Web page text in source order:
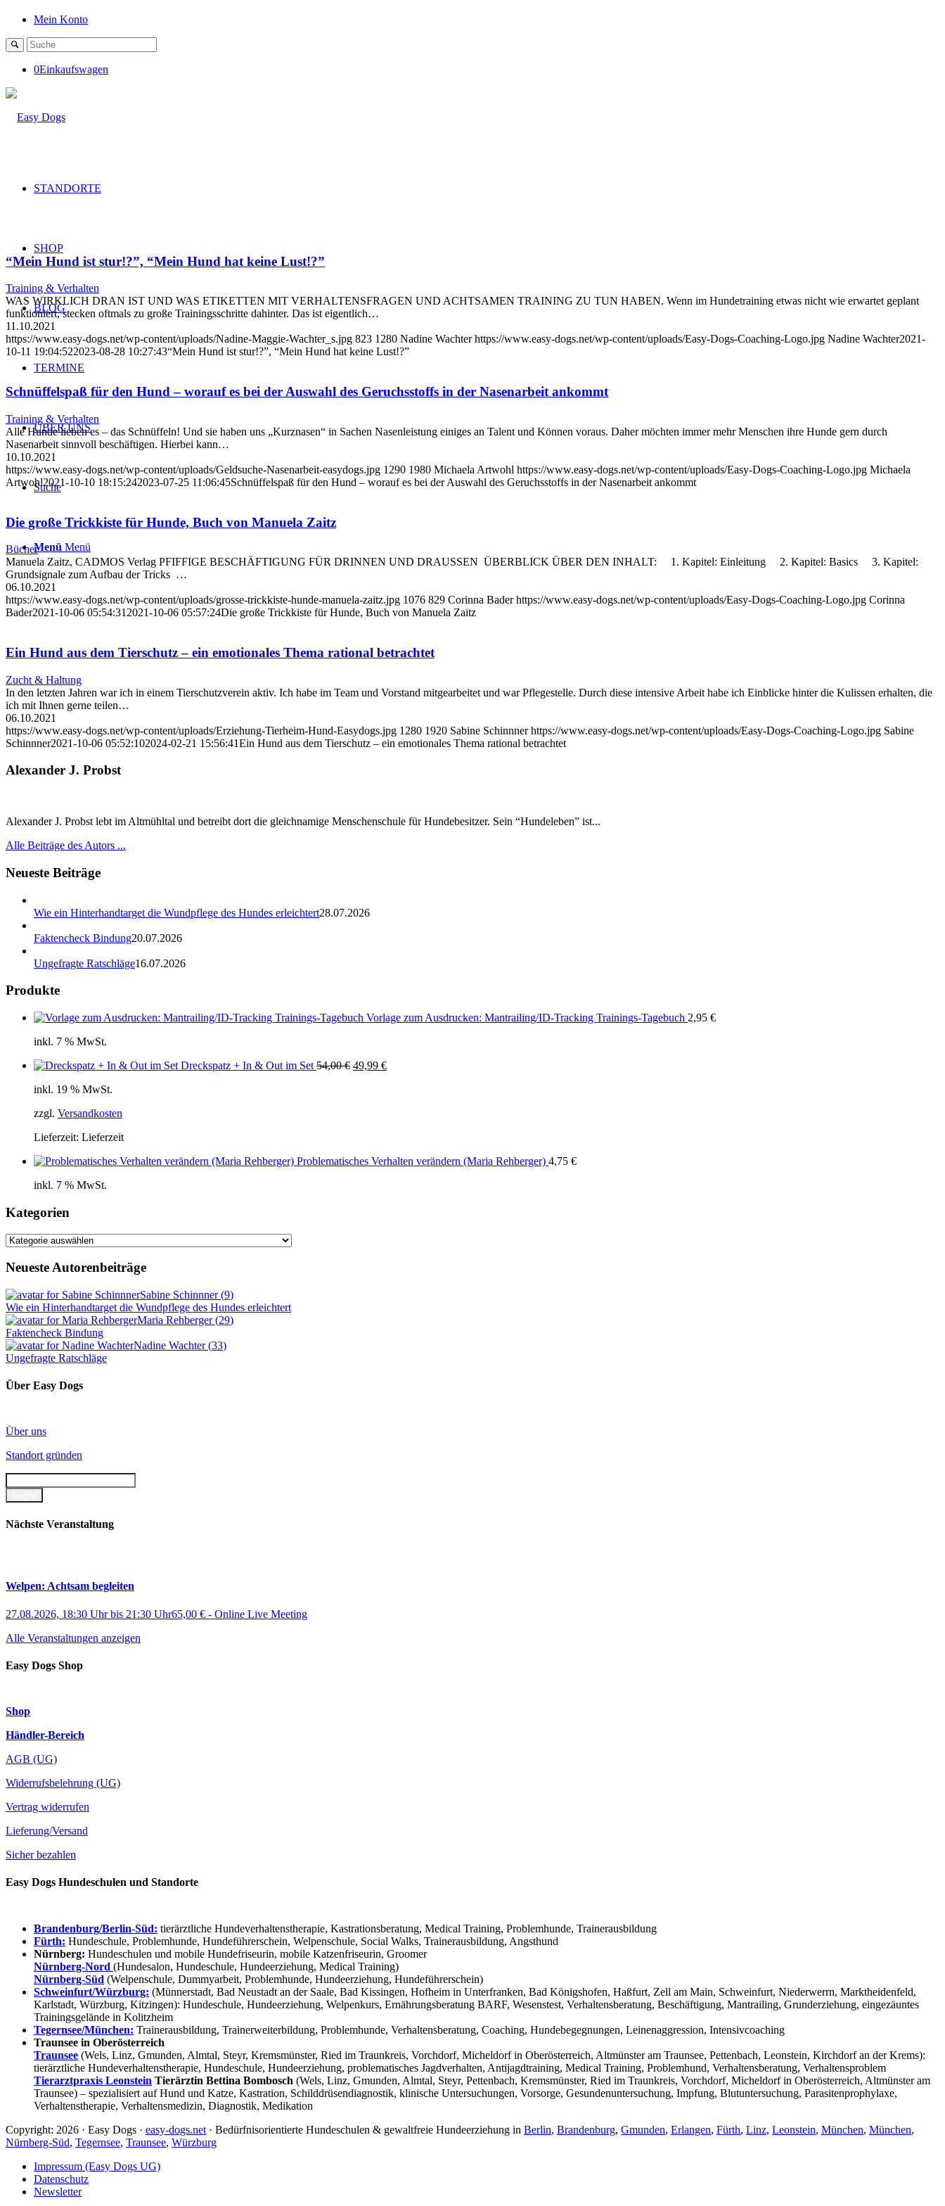
Mein Konto
0Einkaufswagen
STANDORTE
SHOP
BLOG
TERMINE
ÜBER UNS
Suche
Menü Menü
“Mein Hund ist stur!?”, “Mein Hund hat keine Lust!?”
Training & Verhalten
WAS WIRKLICH DRAN IST UND WAS ETIKETTEN MIT VERHALTENSFRAGEN UND ACHTSAMEN TRAINING ZU TUN HABEN. Wenn im Hundetraining etwas nicht wie erwartet geplant
funktioniert, stecken oftmals zu große Trainingsschritte dahinter. Das ist eigentlich…
11.10.2021
https://www.easy-dogs.net/wp-content/uploads/Nadine-Maggie-Wachter_s.jpg 823 1280 Nadine Wachter https://www.easy-dogs.net/wp-content/uploads/Easy-Dogs-Coaching-Logo.jpg Nadine Wachter2021-
10-11 19:04:522023-08-28 10:27:43“Mein Hund ist stur!?”, “Mein Hund hat keine Lust!?”
Schnüffelspaß für den Hund – worauf es bei der Auswahl des Geruchsstoffs in der Nasenarbeit ankommt
Training & Verhalten
Alle Hunde lieben es – das Schnüffeln! Und sie haben uns „Kurznasen“ in Sachen Nasenleistung einiges an Talent und Können voraus. Daher möchten immer mehr Menschen ihre Hunde gern durch
Nasenarbeit sinnvoll beschäftigen. Hierbei kann…
10.10.2021
https://www.easy-dogs.net/wp-content/uploads/Geldsuche-Nasenarbeit-easydogs.jpg 1290 1980 Michaela Artwohl https://www.easy-dogs.net/wp-content/uploads/Easy-Dogs-Coaching-Logo.jpg Michaela
Artwohl2021-10-10 18:15:242023-07-25 11:06:45Schnüffelspaß für den Hund – worauf es bei der Auswahl des Geruchsstoffs in der Nasenarbeit ankommt
Die große Trickkiste für Hunde, Buch von Manuela Zaitz
Bücher
Manuela Zaitz, CADMOS Verlag PFIFFIGE BESCHÄFTIGUNG FÜR DRINNEN UND DRAUSSEN ÜBERBLICK ÜBER DEN INHALT: 1. Kapitel: Einleitung 2. Kapitel: Basics 3. Kapitel:
Grundsignale zum Aufbau der Tricks …
06.10.2021
https://www.easy-dogs.net/wp-content/uploads/grosse-trickkiste-hunde-manuela-zaitz.jpg 1076 829 Corinna Bader https://www.easy-dogs.net/wp-content/uploads/Easy-Dogs-Coaching-Logo.jpg Corinna
Bader2021-10-06 05:54:31 2021-10-06 05:57:24Die große Trickkiste für Hunde, Buch von Manuela Zaitz
Ein Hund aus dem Tierschutz – ein emotionales Thema rational betrachtet
Zucht & Haltung
In den letzten Jahren war ich in einem Tierschutzverein aktiv. Ich habe im Team und Vorstand mitgearbeitet und war Pflegestelle. Durch diese intensive Arbeit habe ich Einblicke hinter die Kulissen erhalten, die
ich mit Ihnen gerne teilen…
06.10.2021
https://www.easy-dogs.net/wp-content/uploads/Erziehung-Tierheim-Hund-Easydogs.jpg 1280 1920 Sabine Schinnner https://www.easy-dogs.net/wp-content/uploads/Easy-Dogs-Coaching-Logo.jpg Sabine
Schinnner2021-10-06 05:52:102024-02-21 15:56:41Ein Hund aus dem Tierschutz – ein emotionales Thema rational betrachtet
Alexander J. Probst
Alexander J. Probst lebt im Altmühltal und betreibt dort die gleichnamige Menschenschule für Hundebesitzer. Sein “Hundeleben” ist...
Alle Beiträge des Autors ...
Neueste Beiträge
Wie ein Hinterhandtarget die Wundpflege des Hundes erleichtert28.07.2026
Faktencheck Bindung20.07.2026
Ungefragte Ratschläge16.07.2026
Produkte
Vorlage zum Ausdrucken: Mantrailing/ID-Tracking Trainings-Tagebuch 2,95 €
inkl. 7 % MwSt.
Dreckspatz + In & Out im Set 54,00€ Ursprünglicher
49,99 €Aktueller
inkl. 19 % MwSt.
zzgl. Versandkosten
Lieferzeit: Lieferzeit
Problematisches Verhalten verändern (Maria Rehberger) 4,75 €
inkl. 7 % MwSt.
Kategorien
Kategorien
Neueste Autorenbeiträge
Sabine Schinnner(9)
Wie ein Hinterhandtarget die Wundpflege des Hundes erleichtert
Maria Rehberger(29)
Faktencheck Bindung
Nadine Wachter(33)
Ungefragte Ratschläge
Über Easy Dogs
Über uns
Standort gründen
Nächste Veranstaltung
Welpen: Achtsam begleiten
27.08.2026, 18:30 Uhrbis 21:30 Uhr65,00 € - Online Live Meeting
Alle Veranstaltungen anzeigen
Easy Dogs Shop
Shop
Händler-Bereich
AGB (UG)
Widerrufsbelehrung (UG)
Vertrag widerrufen
Lieferung/Versand
Sicher bezahlen
Easy Dogs Hundeschulen und Standorte
Brandenburg/Berlin-Süd: tierärztliche Hundeverhaltenstherapie, Kastrationsberatung, Medical Training, Problemhunde, Trainerausbildung
Fürth: Hundeschule, Problemhunde, Hundeführerschein, Welpenschule, Social Walks, Trainerausbildung, Angsthund
Nürnberg: Hundeschulen und mobile Hundefriseurin, mobile Katzenfriseurin, Groomer
Nürnberg-Nord (Hundesalon, Hundeschule, Hundeerziehung, Medical Training)
Nürnberg-Süd (Welpenschule, Dummyarbeit, Problemhunde, Hundeerziehung, Hundeführerschein)
Schweinfurt/Würzburg: (Münnerstadt, Bad Neustadt an der Saale, Bad Kissingen, Hofheim in Unterfranken, Bad Königshofen, Haßfurt, Zell am Main, Schweinfurt, Niederwerrn, Marktheidenfeld,
Karlstadt, Würzburg, Kitzingen): Hundeschule, Hundeerziehung, Welpenkurs, Ernährungsberatung BARF, Wesenstest, Verhaltensberatung, Beschäftigung, Mantrailing, Grunderziehung, eingezäuntes
Trainingsgelände in Kolitzheim
Tegernsee/München: Trainerausbildung, Trainerweiterbildung, Problemhunde, Verhaltensberatung, Coaching, Hundebegegnungen, Leinenaggression, Intensivcoaching
Traunsee in Oberösterreich
Traunsee (Wels, Linz, Gmunden, Almtal, Steyr, Kremsmünster, Ried im Traunkreis, Vorchdorf, Micheldorf in Oberösterreich, Altmünster am Traunsee, Pettenbach, Leonstein, Kirchdorf an der Krems):
tierärztliche Hundeverhaltenstherapie, Hundeschule, Hundeerziehung, problematisches Jagdverhalten, Antijagdtraining, Medical Training, Problemhund, Verhaltensberatung, Verhaltensproblem
Tierarztpraxis Leonstein Tierärztin Bettina Bombosch (Wels, Linz, Gmunden, Almtal, Steyr, Pettenbach, Kremsmünster, Ried im Traunkreis, Vorchdorf, Micheldorf in Oberösterreich, Altmünster am
Traunsee) – spezialisiert auf Hund und Katze, Kastration, Schilddrüsendiagnostik, klinische Untersuchungen, Vorsorge, Gesundenuntersuchung, Impfung, Blutuntersuchung, Parasitenprophylaxe,
Verhaltenstherapie, Verhaltensmedizin, Diagnostik, Medikation
Copyright: 2026 · Easy Dogs · easy-dogs.net · Bedürfnisorientierte Hundeschulen & gewaltfreie Hundeerziehung in Berlin, Brandenburg, Gmunden, Erlangen, Fürth, Linz, Leonstein, München, München,
Nürnberg-Süd, Tegernsee, Traunsee, Würzburg
Impressum (Easy Dogs UG)
Datenschutz
Newsletter